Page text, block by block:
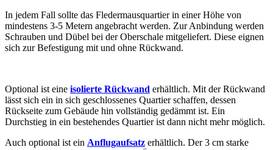
In jedem Fall sollte das Fledermausquartier in einer Höhe von
mindestens 3-5 Metern angebracht werden. Zur Anbindung werden
Schrauben und Dübel bei der Oberschale mitgeliefert. Diese eignen
sich zur Befestigung mit und ohne Rückwand.
Optional ist eine isolierte Rückwand erhältlich. Mit der Rückwand
lässt sich ein in sich geschlossenes Quartier schaffen, dessen
Rückseite zum Gebäude hin vollständig gedämmt ist. Ein
Durchstieg in ein bestehendes Quartier ist dann nicht mehr möglich.
Auch optional ist ein Anflugaufsatz erhältlich. Der 3 cm starke